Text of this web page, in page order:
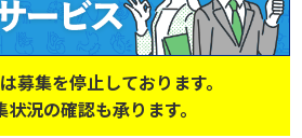
募集を停止しております。
況の確認も承ります。